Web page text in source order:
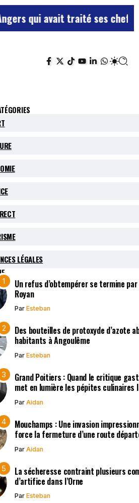
traité ses chefs de “chiens”
LÉGALES
Un refus d’obtempérer se termine
Royan
Par Esteban
Des bouteilles de protoxyde d’azote
habitants à Angoulême
Par Esteban
Grand Poitiers : Quand le critique
met en lumière les pépites culinaires
Par Aidan
Mouchamps : Une invasion
force la fermeture d’une route
Par Aidan
La sécheresse contraint plusieurs
d’artifice dans l’Orne
Par Esteban